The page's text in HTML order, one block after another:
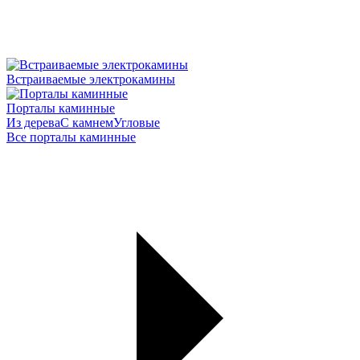
Встраиваемые электрокамины
Порталы каминные
Из дереваС камнемУгловые
Все порталы каминные